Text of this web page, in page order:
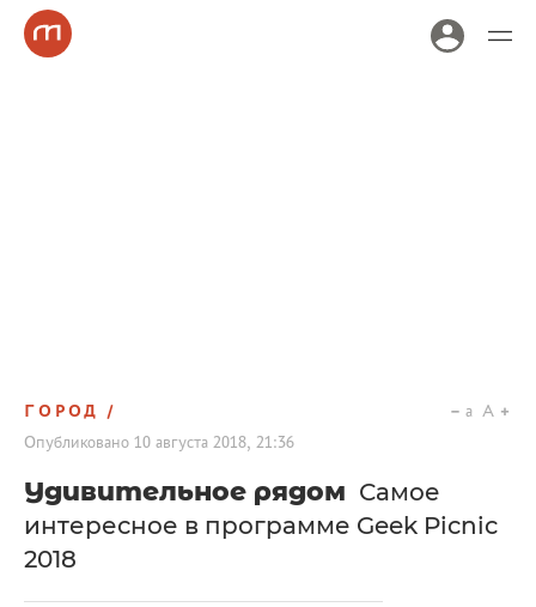
ГОРОД
Опубликовано 10 августа 2018, 21:36
a A
Удивительное рядом Самое
интересное в программе Geek Picnic
2018